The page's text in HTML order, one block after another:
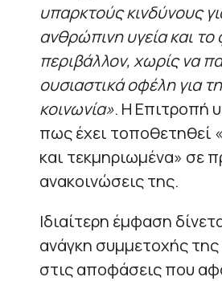
υπαρκτούς κινδύνους
ανθρώπινη υγεία και το
περιβάλλον, χωρίς να
ουσιαστικά οφέλη για
κοινωνία». Η Επιτροπή
πως έχει τοποθετηθεί
και τεκμηριωμένα» σε
ανακοινώσεις της.
Ιδιαίτερη έμφαση
ανάγκη συμμετοχής της
στις αποφάσεις που